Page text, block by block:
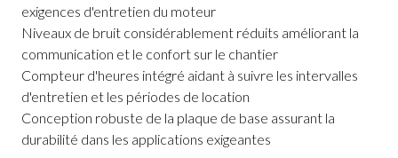
exigences d'entretien du moteur
Niveaux de bruit considérablement réduits améliorant la
communication et le confort sur le chantier
Compteur d'heures intégré aidant à suivre les intervalles
d'entretien et les périodes de location
Conception robuste de la plaque de base assurant la
durabilité dans les applications exigeantes